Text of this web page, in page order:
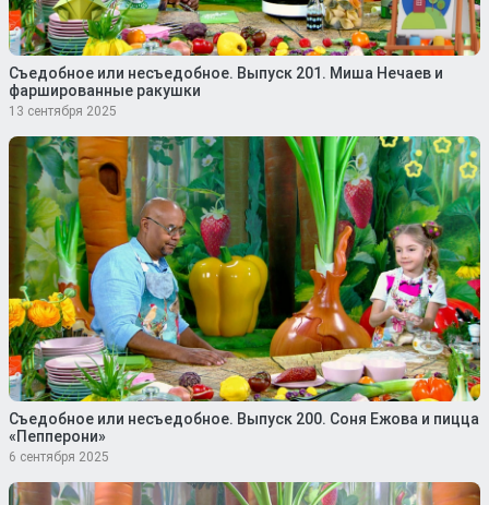
Съедобное или несъедобное. Выпуск 201. Миша Нечаев и
фаршированные ракушки
13 сентября 2025
Съедобное или несъедобное. Выпуск 200. Соня Ежова и пицца
«Пепперони»
6 сентября 2025